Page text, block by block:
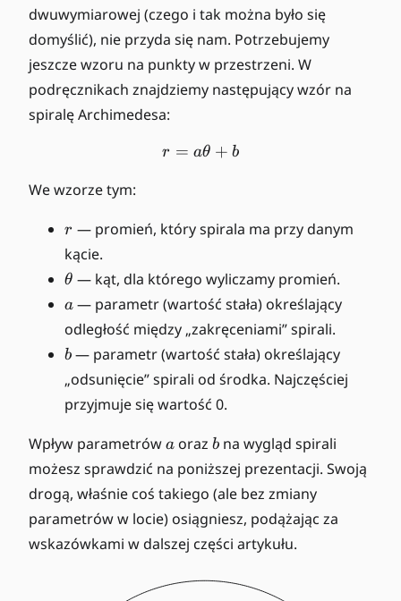
{
R
}
^
{
2
dwuwymiarowej (czego i tak można było się
domyślić), nie przyda się nam. Potrzebujemy
jeszcze wzoru na punkty w przestrzeni. W
podręcznikach znajdziemy następujący wzór na
spiralę Archimedesa:
r = a\theta + b
r = aθ + b
We wzorze tym:
r
r — promień, który spirala ma przy danym
kącie.
\
t
e
t
a
θ — kąt, dla którego wyliczamy promień.
a
a — parametr (wartość stała) określający
odległość między „zakręceniami” spirali.
b
b — parametr (wartość stała) określający
„odsunięcie” spirali od środka. Najczęściej
przyjmuje się wartość 0.
Wpływ parametrówa
a oraz b
b na wygląd spirali
możesz sprawdzić na poniższej prezentacji. Swoją
drogą, właśnie coś takiego (ale bez zmiany
parametrów w locie) osiągniesz, podążając za
wskazówkami w dalszej części artykułu.